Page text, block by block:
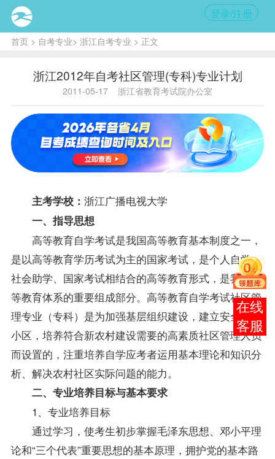
登录/注册
首页> 自考专业> 浙江自考专业 > 正文
浙江2012年自考社区管理(专科)专业计划
2011-05-17 浙江省教育考试院办公室
主考学校： 浙江广播电视大学
一、 指导思想
高等教育自学考试是我国高等教育基本制度之一，
是以高等教育学历考试为主的国家考试，是个人自学、
社会助学、国家考试相结合的高等教育形式，是我国高
等教育体系的重要组成部分。高等教育自学考试社区管
理专业（专科）是为加强基层组织建设，建立安全文明
小区，培养符合新农村建设需要的高素质社区管理人员
而设置的，注重培养自学应考者运用基本理论和知识分
析、解决农村社区实际问题的能力。
二、专业培养目标与基本要求
1、专业培养目标
通过学习，使考生初步掌握毛泽东思想、邓小平理
论和“三个代表”重要思想的基本原理，拥护党的基本路
报考
咨询